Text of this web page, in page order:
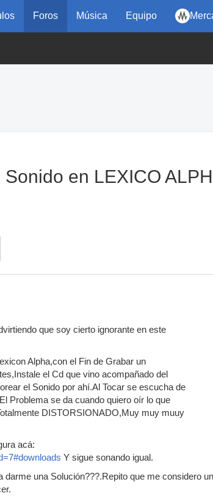
Foros Música Equipo
en LEXICO
que soy cierto ignorante en este
Alpha,con el Fin de Grabar un
el Cd que vino acompañado del
el Sonido por ahí.Al Tocar se escucha de
Problema se da cuando quiero oír lo que
DISTORSIONADO,Muy muy muuy
acá:
Y sigue sonando igual.
darme una Solución???.Repito que me considero